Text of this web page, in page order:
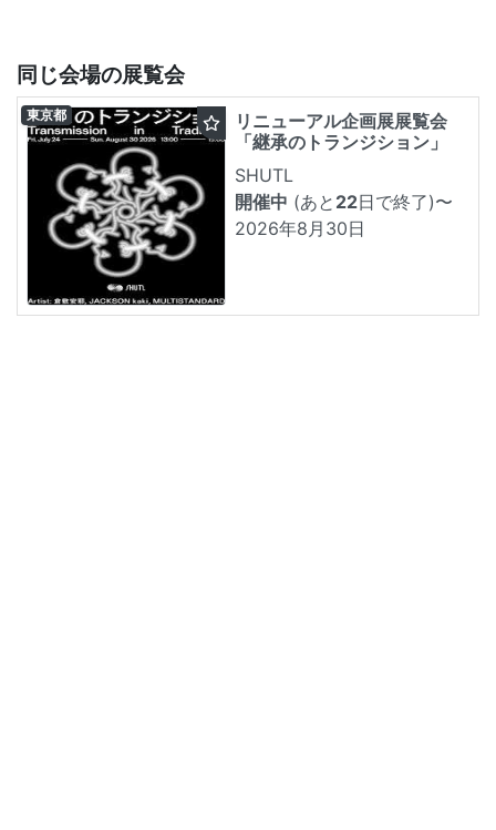
同じ会場の展覧会
リニューアル企画展展覧会
「継承のトランジション」
SHUTL
開催中 (あと 22日で終了)〜
2026年8月30日
東京都